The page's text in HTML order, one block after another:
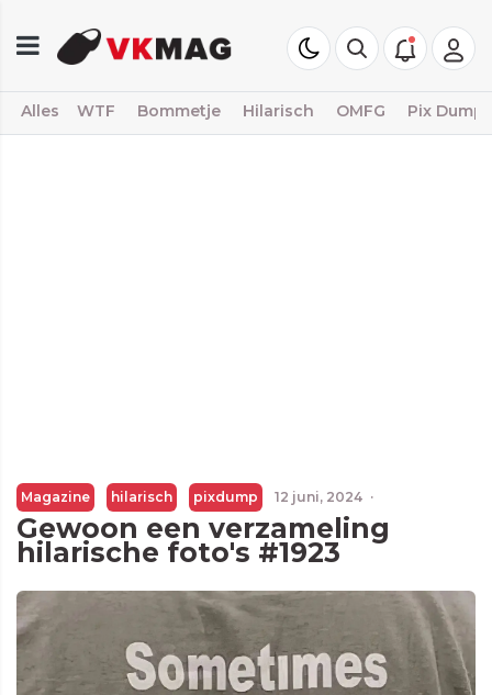
Alles WTF Bommetje Hilarisch OMFG Pix Dump
Magazine hilarisch pixdump 12 juni, 2024 ·
Gewoon een verzameling
hilarische foto's #1923